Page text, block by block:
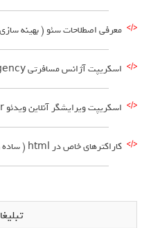
معرفی اصطلاحات سئو ( بهینه
اسکریپت آژانس مسافرتی Travel Agency
اسکریپت ویرایشگر آنلاین ویدئو Web Video Editor
کاراکترهای خاص در html ( ساده ولی کاربردی html – قسمت 14 )